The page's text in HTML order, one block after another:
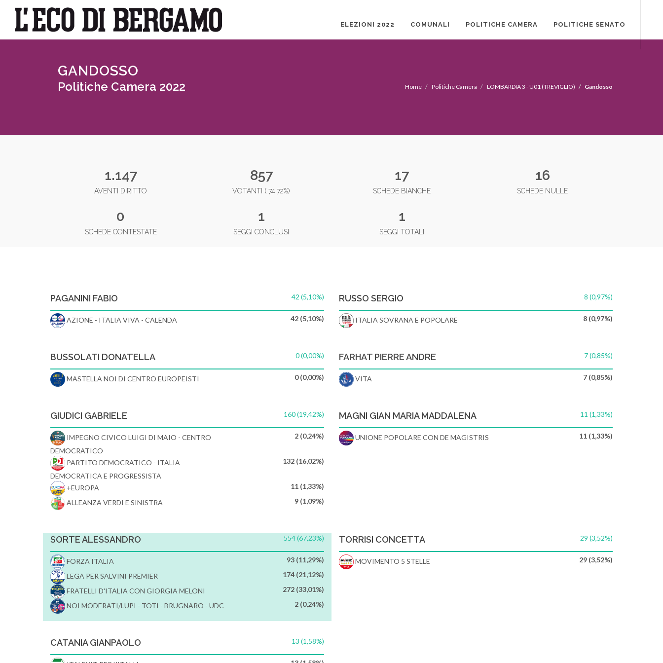
ELEZIONI 2022 COMUNALI POLITICHE CAMERA POLITICHE SENATO
GANDOSSO
Politiche Camera 2022 Home Politiche Camera LOMBARDIA 3 - U01 (TREVIGLIO) Gandosso
1.147
AVENTI DIRITTO
857
VOTANTI ( 74,72%)
17
SCHEDE BIANCHE
16
SCHEDE NULLE
0
SCHEDE CONTESTATE
1
SEGGI CONCLUSI
1
SEGGI TOTALI
PAGANINI FABIO 42 (5,10%)
AZIONE - ITALIA VIVA - CALENDA 42 (5,10%)
RUSSO SERGIO 8 (0,97%)
ITALIA SOVRANA E POPOLARE 8 (0,97%)
BUSSOLATI DONATELLA 0 (0,00%)
MASTELLA NOI DI CENTRO EUROPEISTI 0 (0,00%)
FARHAT PIERRE ANDRE 7 (0,85%)
VITA 7 (0,85%)
GIUDICI GABRIELE 160 (19,42%)
IMPEGNO CIVICO LUIGI DI MAIO - CENTRO
DEMOCRATICO
2 (0,24%)
PARTITO DEMOCRATICO - ITALIA
DEMOCRATICA E PROGRESSISTA
132 (16,02%)
+EUROPA
11 (1,33%)
ALLEANZA VERDI E SINISTRA
9 (1,09%)
MAGNI GIAN MARIA MADDALENA 11 (1,33%)
UNIONE POPOLARE CON DE MAGISTRIS 11 (1,33%)
SORTE ALESSANDRO 554 (67,23%)
FORZA ITALIA
93 (11,29%)
LEGA PER SALVINI PREMIER
174 (21,12%)
FRATELLI D'ITALIA CON GIORGIA MELONI
272 (33,01%)
NOI MODERATI/LUPI - TOTI - BRUGNARO - UDC
2 (0,24%)
TORRISI CONCETTA 29 (3,52%)
MOVIMENTO 5 STELLE 29 (3,52%)
CATANIA GIANPAOLO 13 (1,58%)